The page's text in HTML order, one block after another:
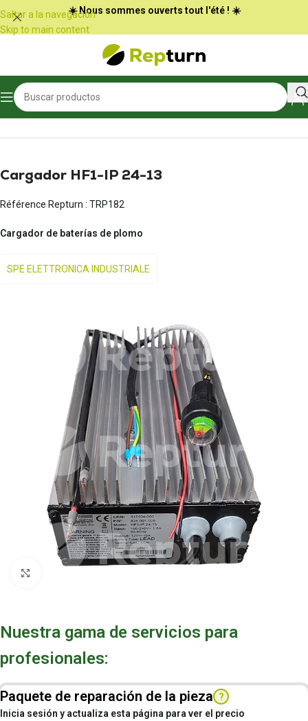
Panel de gestión de cookies
Saltar a la navegación
Skip to main content
☀️ Nous sommes ouverts tout l'été ! ☀️
Inicio/Obras públicas y manipulación
Cargador HF1-IP 24-13
Référence Repturn : TRP182
Cargador de baterías de plomo
SPE ELETTRONICA INDUSTRIALE
Nuestra gama de servicios para
profesionales:
Paquete de reparación de la pieza ?
Inicia sesión y actualiza esta página para ver el precio